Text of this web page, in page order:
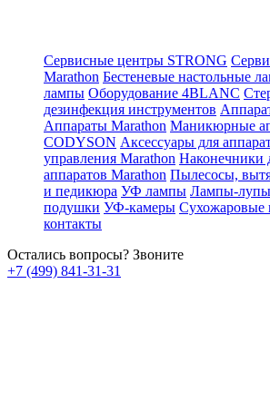
Сервисные центры STRONG
Marathon Бестеневые настольные
лампы Оборудование 4BLANC
дезинфекция инструментов
Аппараты Marathon Маникюрные
CODYSON Аксессуары для
управления Marathon Наконечники
аппаратов Marathon Пылесосы,
и педикюра УФ лампы Лампы-лупы
подушки УФ-камеры
контакты
Остались вопросы? Звоните
+7 (499) 841-31-31